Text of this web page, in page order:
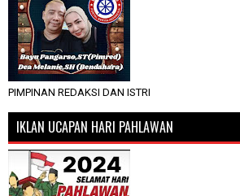
PIMPINAN REDAKSI DAN ISTRI
IKLAN UCAPAN HARI PAHLAWAN